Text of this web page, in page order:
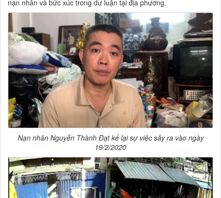
nạn nhân và bức xúc trong dư luận tại địa phương.
Nạn nhân Nguyễn Thành Đạt kể lại sự việc sảy ra vào ngày
19/2/2020